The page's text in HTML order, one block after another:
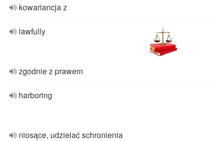
kowariancja z
lawfully
zgodnie z prawem
harboring
niosące, udzielać schronienia